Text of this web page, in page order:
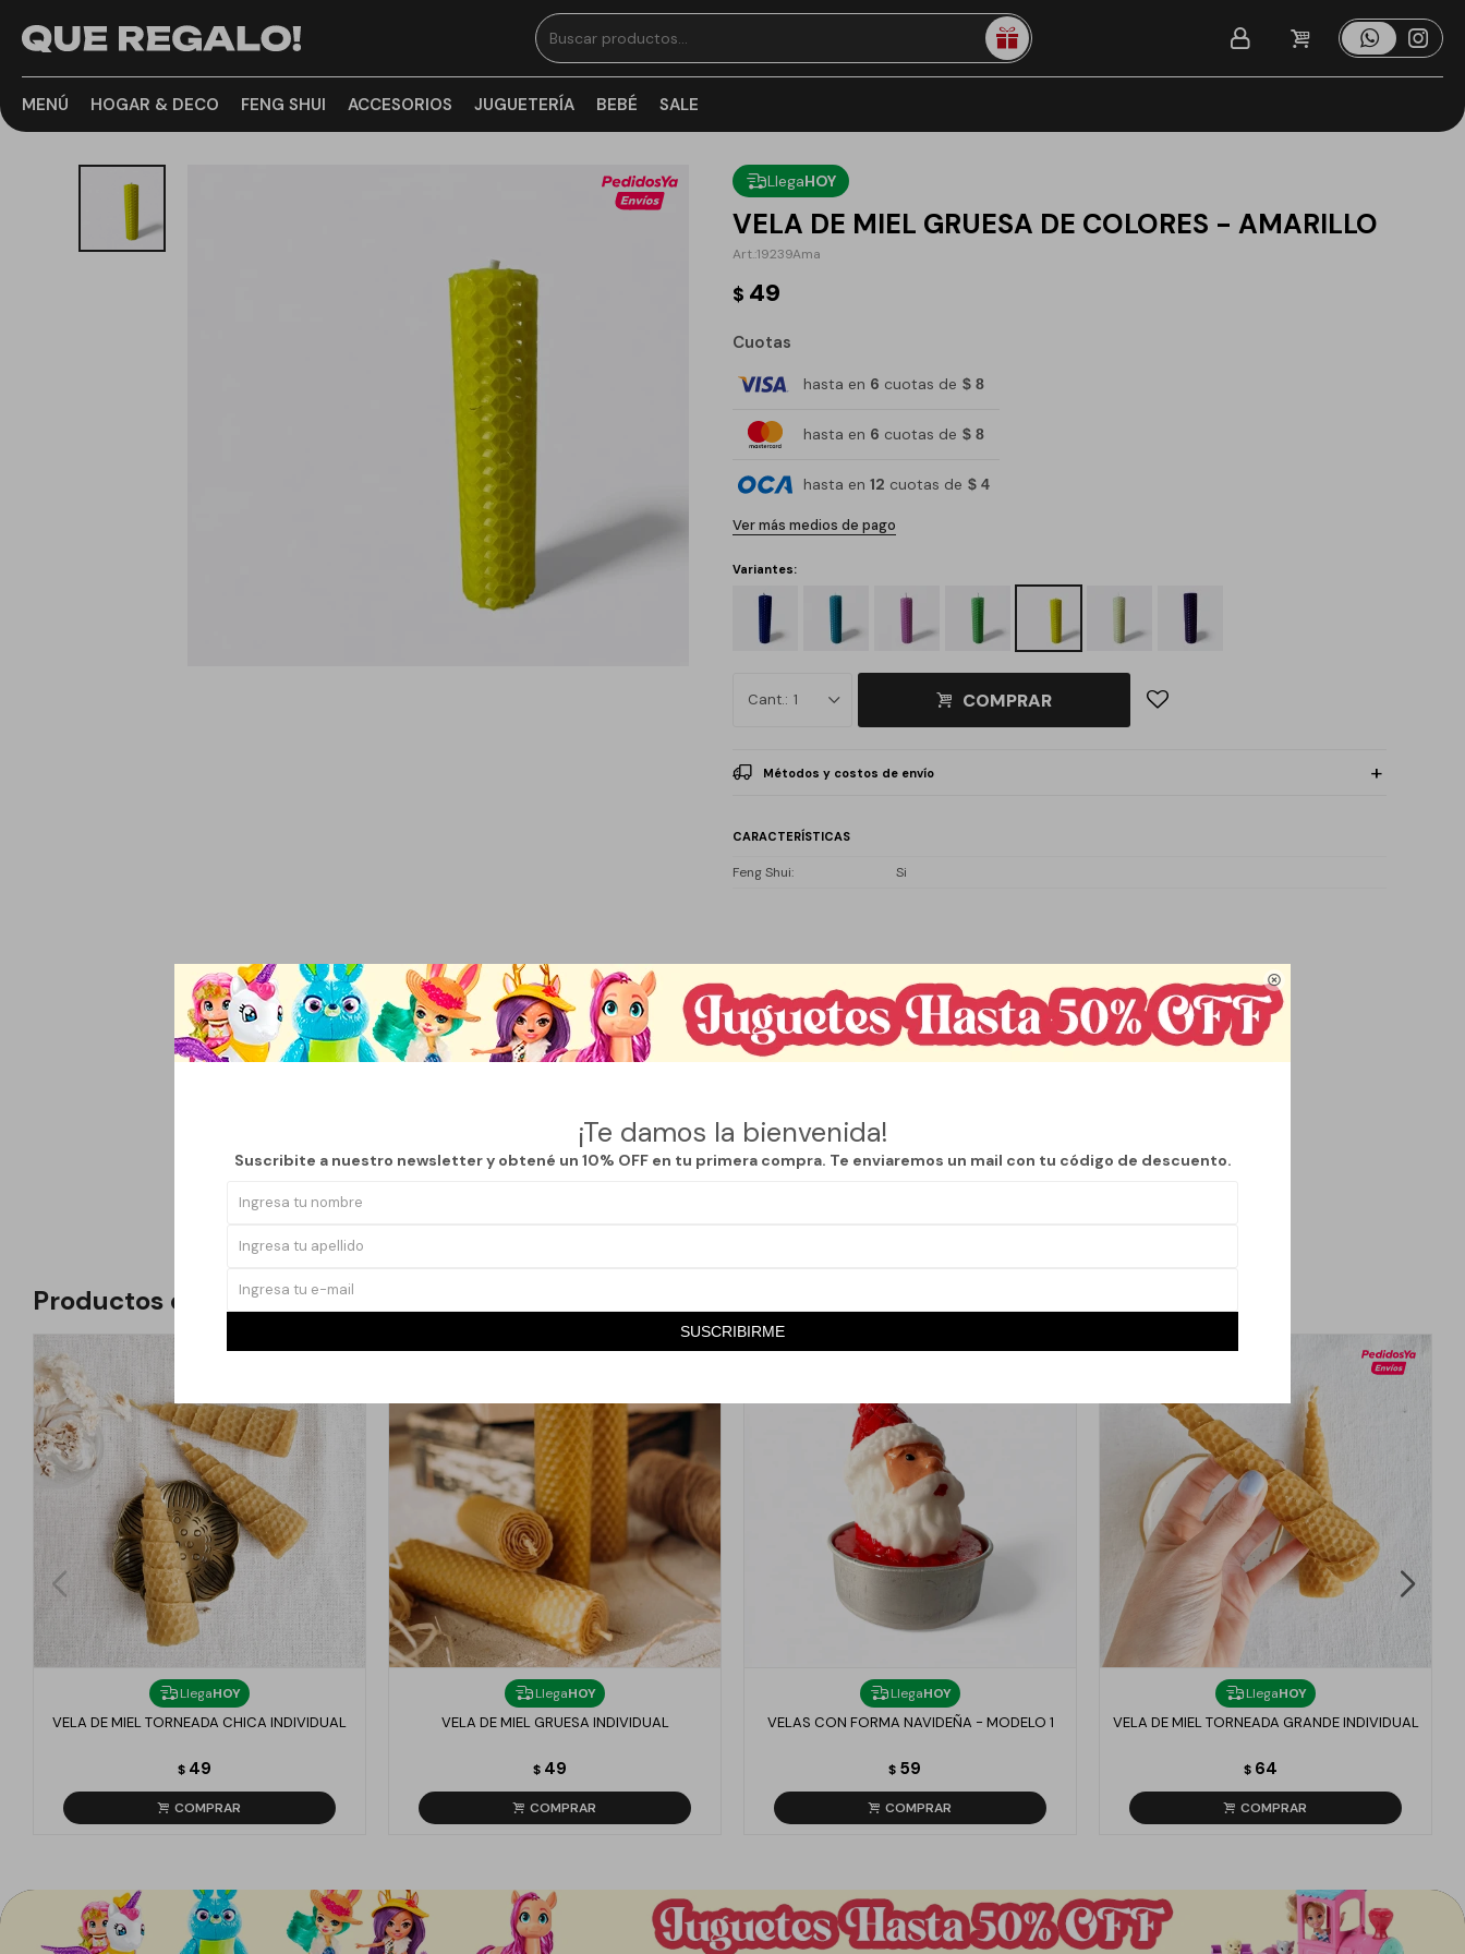

¡Te damos la bienvenida!
Suscribite a nuestro newsletter y obtené un 10% OFF en tu primera compra. Te enviaremos un mail con tu código de descuento.
SUSCRIBIRME
MENÚ HOGAR & DECO FENG SHUI ACCESORIOS JUGUETERÍA BEBÉ SALE
LlegaHOY
VELA DE MIEL GRUESA DE COLORES - AMARILLO
19239Ama
$ 49
Cuotas
hasta en 6 cuotas de $ 8
hasta en 6 cuotas de $ 8
hasta en 12 cuotas de $ 4
Ver más medios de pago
Variantes:
1 COMPRAR
Métodos y costos de envío
CARACTERÍSTICAS
Feng Shui Si
Descripción
Velas de miel elaboradas con cera natural y teñidas en una variedad de colores suaves y vibrantes. Su diseño
rituales personales o complementar la decoración del hogar. Una opción práctica, estética y sostenible para
Productos que te pueden interesar
LlegaHOY
VELA DE MIEL TORNEADA CHICA INDIVIDUAL
$ 49
LlegaHOY
VELA DE MIEL GRUESA INDIVIDUAL
$ 49
LlegaHOY
VELAS CON FORMA NAVIDEÑA - MODELO 1
$ 59
LlegaHOY
VELA DE MIEL TORNEADA GRANDE INDIVIDUAL
$ 64